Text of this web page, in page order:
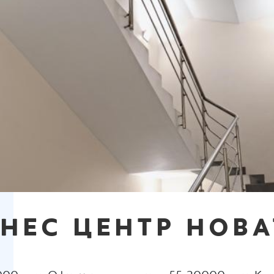
ЦЕНТР